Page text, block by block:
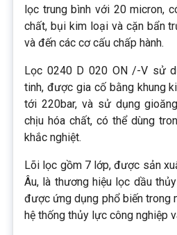
lọc trung bình với 20 micron,
chất, bụi kim loại và cặn bẩn
và đến các cơ cấu chấp hành.
Lọc 0240 D 020 ON /-V sử
tinh, được gia cố bằng khung
tới 220bar, và sử dụng
chịu hóa chất, có thể dùng
khắc nghiệt.
Lõi lọc gồm 7 lớp, được sản
Âu, là thương hiệu lọc dầu
được ứng dụng phổ biến trong
hệ thống thủy lực công nghiệp